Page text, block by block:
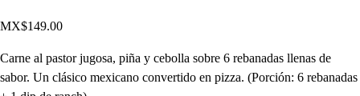
MX$149.00
Carne al pastor jugosa, piña y cebolla sobre 6 rebanadas llenas de
sabor. Un clásico mexicano convertido en pizza. (Porción: 6 rebanadas